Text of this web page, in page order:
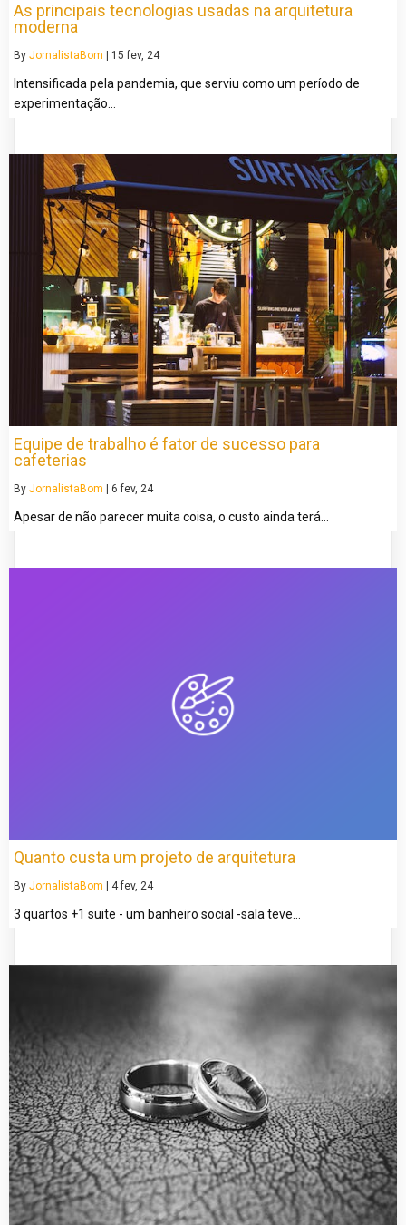
As principais tecnologias usadas na arquitetura
moderna
By JornalistaBom 15 fev, 24
Intensificada pela pandemia, que serviu como um período de
experimentação…
Equipe de trabalho é fator de sucesso para
cafeterias
By JornalistaBom 6 fev, 24
Apesar de não parecer muita coisa, o custo ainda terá…
Quanto custa um projeto de arquitetura
By JornalistaBom | 4 fev, 24
3 quartos +1 suite - um banheiro social -sala teve…